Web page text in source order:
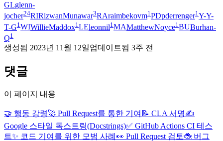
GLglenn-
jocher24RIRizwanMunawar3RAraimbekovm1PDpderrenger1Y-Y-
T-G1 WIWillieMaddox1 LEleonnil1 MAMatthewNoyce1 BUBurhan-
Q1
생성됨 2023년 11월 12일업데이트됨 3주 전
댓글
이 페이지 내용
🤝 행동 강령🚀 Pull Request를 통한 기여 📝 CLA 서명✍️
Google 스타일 독스트링(Docstrings)✅ GitHub Actions CI 테스
트✨ 코드 기여를 위한 모범 사례 👀 Pull Request 검토🐞 버그